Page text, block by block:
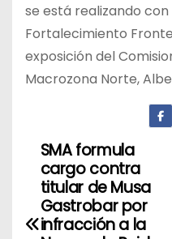
se está realizando con
Fortalecimiento
exposición del
Macrozona Norte,
N
v
SMA formula
cargo contra
titular de Musa
Gastrobar por
infracción a la